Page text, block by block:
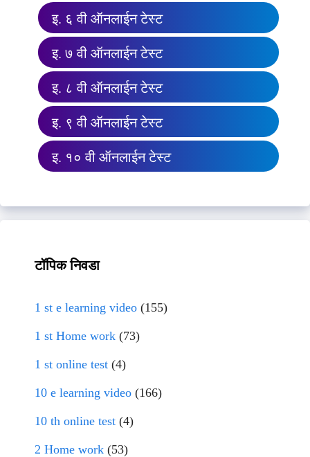
इ. ६ वी ऑनलाईन टेस्ट
इ. ७ वी ऑनलाईन टेस्ट
इ. ८ वी ऑनलाईन टेस्ट
इ. ९ वी ऑनलाईन टेस्ट
इ. १० वी ऑनलाईन टेस्ट
टॉपिक निवडा
1 st e learning video (155)
1 st Home work (73)
1 st online test (4)
10 e learning video (166)
10 th online test (4)
2 Home work (53)